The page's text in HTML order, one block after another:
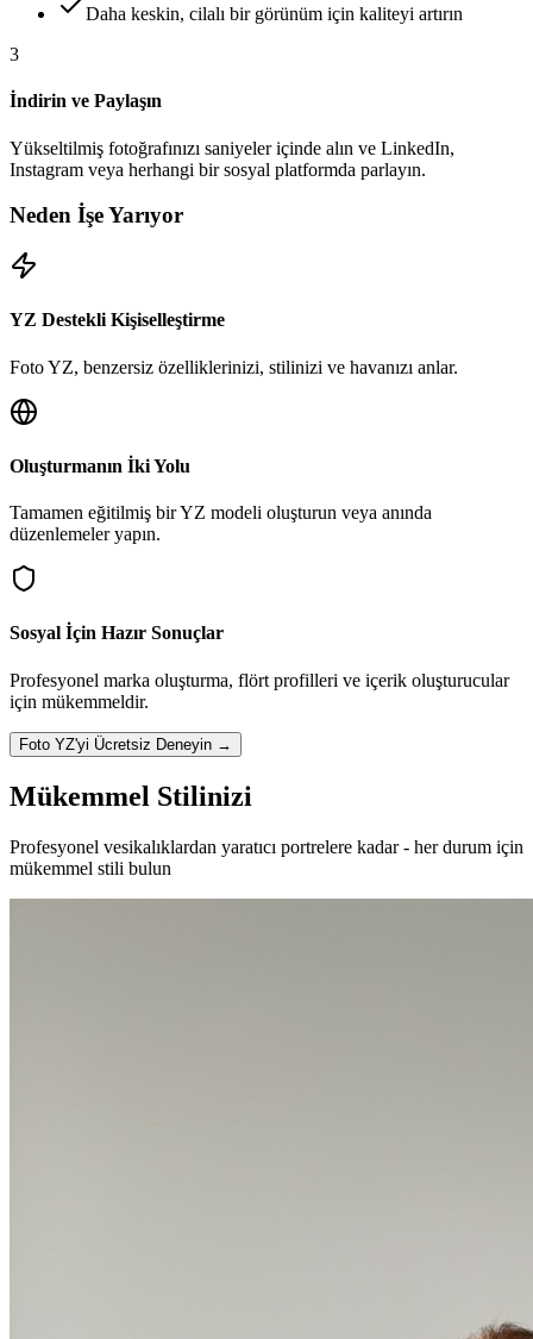
Daha keskin, cilalı bir görünüm için kaliteyi artırın
3
İndirin ve Paylaşın
Yükseltilmiş fotoğrafınızı saniyeler içinde alın ve LinkedIn,
Instagram veya herhangi bir sosyal platformda parlayın.
Neden İşe Yarıyor
YZ Destekli Kişiselleştirme
Foto YZ, benzersiz özelliklerinizi, stilinizi ve havanızı anlar.
Oluşturmanın İki Yolu
Tamamen eğitilmiş bir YZ modeli oluşturun veya anında
düzenlemeler yapın.
Sosyal İçin Hazır Sonuçlar
Profesyonel marka oluşturma, flört profilleri ve içerik oluşturucular
için mükemmeldir.
Foto YZ'yi Ücretsiz Deneyin →
Mükemmel Stilinizi
Profesyonel vesikalıklardan yaratıcı portrelere kadar - her durum için
mükemmel stili bulun